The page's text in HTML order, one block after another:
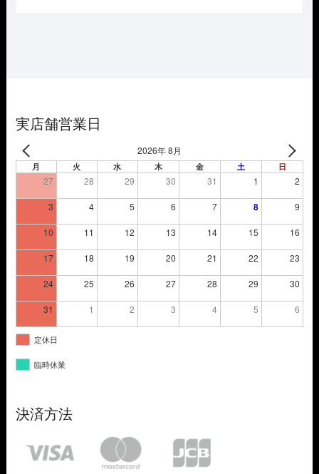
実店舗営業日
2026年 8月
月 火 水 木 金 土 日
27 28 29 30 31 1 2
3 4 5 6 7 8 9
10 11 12 13 14 15 16
17 18 19 20 21 22 23
24 25 26 27 28 29 30
31 1 2 3 4 5 6
定休日
臨時休業
決済方法